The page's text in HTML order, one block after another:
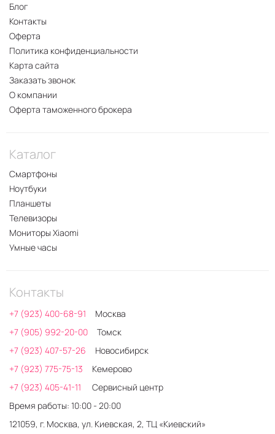
Блог
Контакты
Оферта
Политика конфиденциальности
Карта сайта
Заказать звонок
О компании
Оферта таможенного брокера
Каталог
Смартфоны
Ноутбуки
Планшеты
Телевизоры
Мониторы Xiaomi
Умные часы
Контакты
+7 (923) 400-68-91
Москва
+7 (905) 992-20-00
Томск
+7 (923) 407-57-26
Новосибирск
+7 (923) 775-75-13
Кемерово
+7 (923) 405-41-11
Сервисный центр
Время работы: 10:00 - 20:00
121059, г. Москва, ул. Киевская, 2, ТЦ «Киевский»